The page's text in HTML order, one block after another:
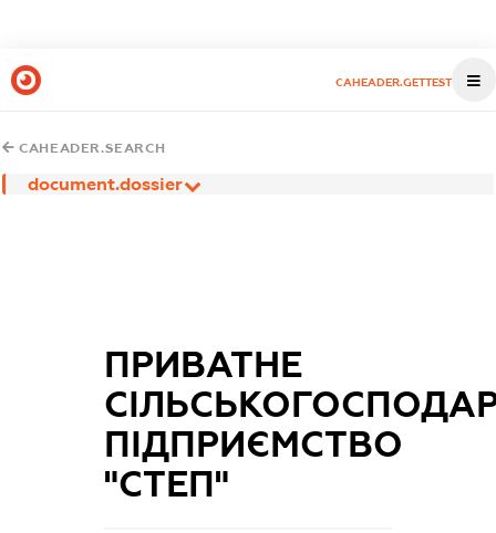
CAHEADER.GETTEST
CAHEADER.SEARCH
document.dossier
ПРИВАТНЕ
ПІДПРИЄМСТВО
"СТЕП"